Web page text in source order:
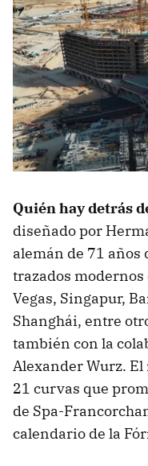
Quién hay detrás
diseñado por
alemán de 71 años
trazados modernos
Vegas, Singapur,
Shanghái, entre
también con la
Alexander Wurz.
21 curvas que
de Spa-
calendario de la